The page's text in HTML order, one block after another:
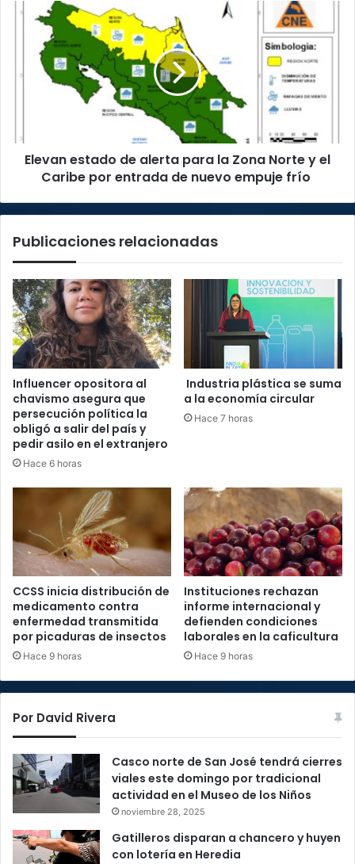
Elevan
estado
alerta
para
y
Caribe
nuevo
Elevan estado de alerta para la Zona Norte y el
Caribe por entrada de nuevo empuje frío
Publicaciones relacionadas
Influencer opositora al
chavismo asegura que
persecución política la
obligó a salir del país y
pedir asilo en el extranjero
Hace 6 horas
Industria plástica se suma
a la economía circular
Hace 7 horas
CCSS inicia distribución de
medicamento contra
enfermedad transmitida
por picaduras de insectos
Hace 9 horas
Instituciones rechazan
informe internacional y
defienden condiciones
laborales en la caficultura
Hace 9 horas
Por David Rivera
Casco norte de San José tendrá cierres
viales este domingo por tradicional
actividad en el Museo de los Niños
noviembre 28, 2025
Gatilleros disparan a chancero y huyen
con lotería en Heredia